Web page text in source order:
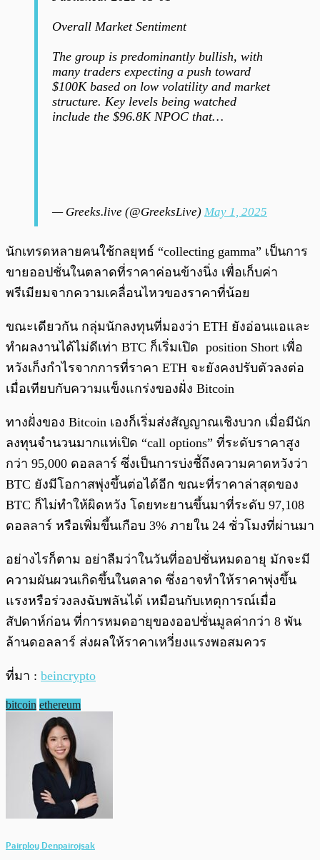
Overall Market Sentiment
The group is predominantly bullish, with
many traders expecting a push toward
$100K based on low volatility and market
structure. Key levels being watched
include the $96.8K NPOC that…
— Greeks.live (@GreeksLive) May 1, 2025
นักเทรดหลายคนใช้กลยุทธ์ “collecting gamma” เป็นการ
ขายออปชั่นในตลาดที่ราคาค่อนข้างนิ่ง เพื่อเก็บค่า
พรีเมียมจากความเคลื่อนไหวของราคาที่น้อย
ขณะเดียวกัน กลุ่มนักลงทุนที่มองว่า ETH ยังอ่อนแอและ
ทำผลงานได้ไม่ดีเท่า BTC ก็เริ่มเปิด position Short เพื่อ
หวังเก็งกำไรจากการที่ราคา ETH จะยังคงปรับตัวลงต่อ
เมื่อเทียบกับความแข็งแกร่งของฝั่ง Bitcoin
ทางฝั่งของ Bitcoin เองก็เริ่มส่งสัญญาณเชิงบวก เมื่อมีนัก
ลงทุนจำนวนมากแห่เปิด “call options” ที่ระดับราคาสูง
กว่า 95,000 ดอลลาร์ ซึ่งเป็นการบ่งชี้ถึงความคาดหวังว่า
BTC ยังมีโอกาสพุ่งขึ้นต่อได้อีก ขณะที่ราคาล่าสุดของ
BTC ก็ไม่ทำให้ผิดหวัง โดยทะยานขึ้นมาที่ระดับ 97,108
ดอลลาร์ หรือเพิ่มขึ้นเกือบ 3% ภายใน 24 ชั่วโมงที่ผ่านมา
อย่างไรก็ตาม อย่าลืมว่าในวันที่ออปชั่นหมดอายุ มักจะมี
ความผันผวนเกิดขึ้นในตลาด ซึ่งอาจทำให้ราคาพุ่งขึ้น
แรงหรือร่วงลงฉับพลันได้ เหมือนกับเหตุการณ์เมื่อ
สัปดาห์ก่อน ที่การหมดอายุของออปชั่นมูลค่ากว่า 8 พัน
ล้านดอลลาร์ ส่งผลให้ราคาเหวี่ยงแรงพอสมควร
ที่มา : beincrypto
bitcoin ethereum
Pairploy Denpairojsak